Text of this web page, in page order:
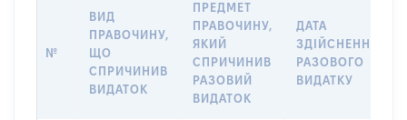
№
ВИД
ПРАВОЧИНУ,
ЩО
СПРИЧИНИВ
ВИДАТОК
ПРЕДМЕТ
ПРАВОЧИНУ,
ЯКИЙ
СПРИЧИНИВ
РАЗОВИЙ
ВИДАТОК
ДАТА
ЗДІЙСНЕННЯ
РАЗОВОГО
ВИДАТКУ